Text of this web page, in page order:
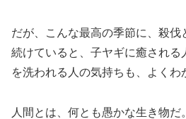
だが、こんな最高の季節に、殺伐
続けていると、子ヤギに癒される
を洗われる人の気持ちも、よくわ
人間とは、何とも愚かな生き物だ。